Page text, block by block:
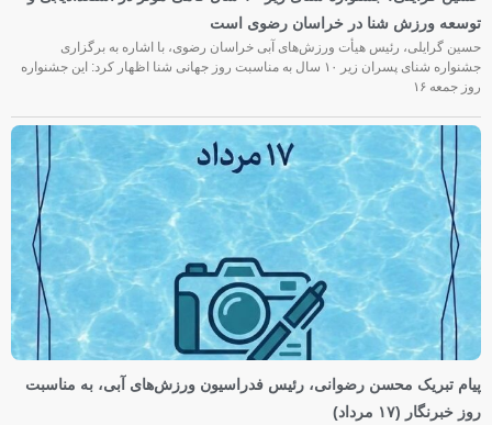
توسعه ورزش شنا در خراسان رضوی است
حسین گرایلی، رئیس هیأت ورزش‌های آبی خراسان رضوی، با اشاره به برگزاری
جشنواره شنای پسران زیر ۱۰ سال به مناسبت روز جهانی شنا اظهار کرد: این جشنواره
روز جمعه‌ ۱۶
پیام تبریک محسن رضوانی، رئیس فدراسیون ورزش‌های آبی، به مناسبت
روز خبرنگار (۱۷ مرداد)